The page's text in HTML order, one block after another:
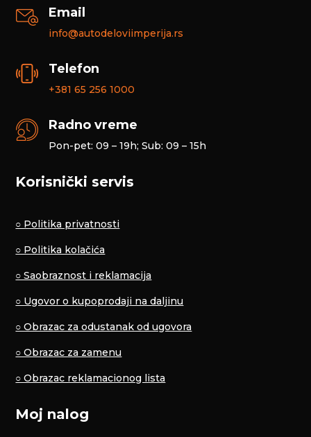
Email
info@autodeloviimperija.rs
Telefon
+381 65 256 1000
Radno vreme
Pon-pet: 09 – 19h; Sub: 09 – 15h
Korisnički servis
○ Politika privatnosti
○ Politika kolačića
○ Saobraznost i reklamacija
○ Ugovor o kupoprodaji na daljinu
○ Obrazac za odustanak od ugovora
○ Obrazac za zamenu
○ Obrazac reklamacionog lista
Moj nalog